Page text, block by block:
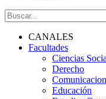
CANALES
Facultades
Ciencias
Derecho
Educación